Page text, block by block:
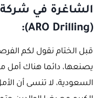
الشاغرة في شركة
(ARO Drilling):
قبل الختام نقول لكم
يصنعها، دائما هناك
السعودية، لا تنسى أن